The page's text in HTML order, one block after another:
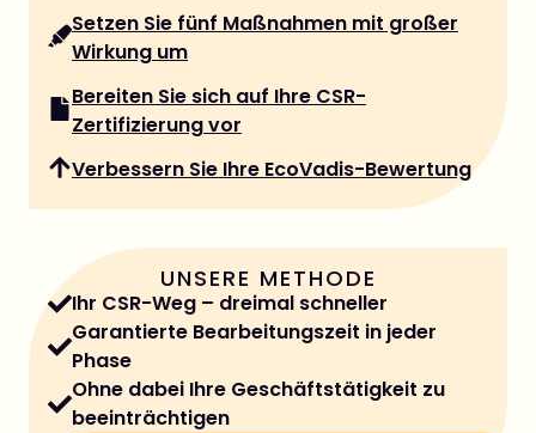
Setzen Sie fünf Maßnahmen mit großer
Wirkung um
Bereiten Sie sich auf Ihre CSR-
Zertifizierung vor
Verbessern Sie Ihre EcoVadis-Bewertung
UNSERE METHODE
Ihr CSR-Weg – dreimal schneller
Garantierte Bearbeitungszeit in jeder
Phase
Ohne dabei Ihre Geschäftstätigkeit zu
beeinträchtigen